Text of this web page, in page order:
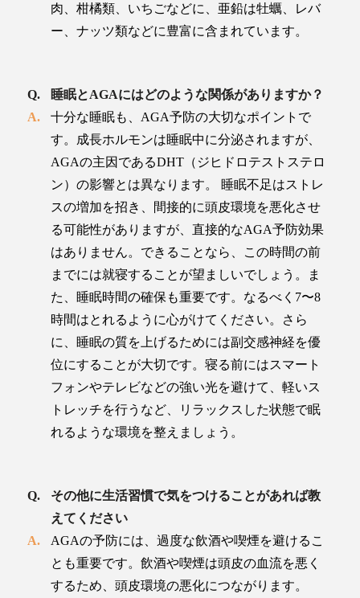
肉、柑橘類、いちごなどに、亜鉛は牡蠣、レバ
ー、ナッツ類などに豊富に含まれています。
睡眠とAGAにはどのような関係がありますか？
十分な睡眠も、AGA予防の大切なポイントで
す。成長ホルモンは睡眠中に分泌されますが、
AGAの主因であるDHT（ジヒドロテストステロ
ン）の影響とは異なります。 睡眠不足はストレ
スの増加を招き、間接的に頭皮環境を悪化させ
る可能性がありますが、直接的なAGA予防効果
はありません。できることなら、この時間の前
までには就寝することが望ましいでしょう。ま
た、睡眠時間の確保も重要です。なるべく7〜8
時間はとれるように心がけてください。さら
に、睡眠の質を上げるためには副交感神経を優
位にすることが大切です。寝る前にはスマート
フォンやテレビなどの強い光を避けて、軽いス
トレッチを行うなど、リラックスした状態で眠
れるような環境を整えましょう。
その他に生活習慣で気をつけることがあれば教
えてください
AGAの予防には、過度な飲酒や喫煙を避けるこ
とも重要です。飲酒や喫煙は頭皮の血流を悪く
するため、頭皮環境の悪化につながります。